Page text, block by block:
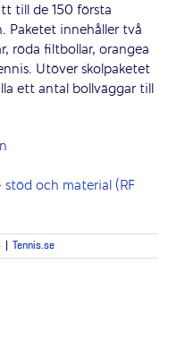
till de 150 första
Paketet innehåller två
röda filtbollar, orangea
Utöver skolpaketet
ett antal bollväggar till
stöd och material (RF
Tennis.se